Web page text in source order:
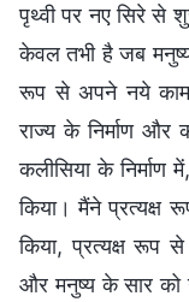
पृथ्वी पर नए सिरे
केवल तभी है जब मनुष्य
रूप से अपने नये
राज्य के निर्माण और
कलीसिया के निर्माण
किया। मैंने प्रत्यक्ष
किया, प्रत्यक्ष रूप
और मनुष्य के सार को